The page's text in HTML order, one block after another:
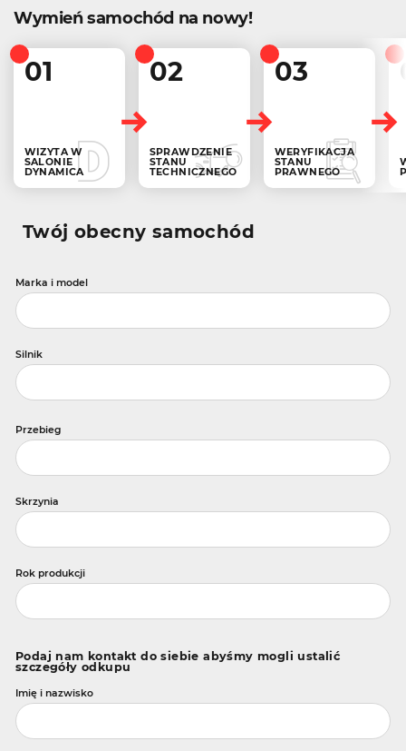
Wymień samochód na nowy!
01
WIZYTA W
SALONIE
DYNAMICA
02
SPRAWDZENIE
STANU
TECHNICZNEGO
03
WERYFIKACJA
STANU
PRAWNEGO
Twój obecny samochód
Marka i model
Silnik
Przebieg
Skrzynia
Rok produkcji
Podaj nam kontakt do siebie abyśmy mogli ustalić
szczegóły odkupu
Imię i nazwisko